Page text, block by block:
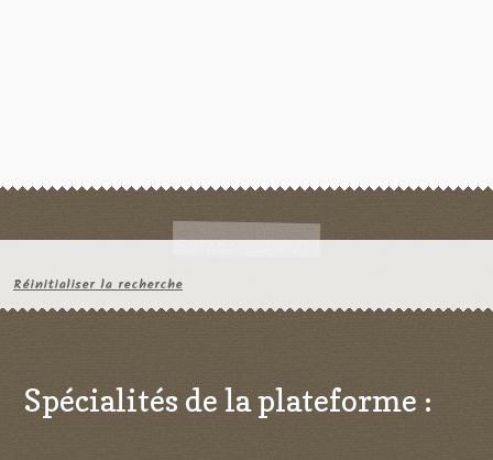
Réinitialiser la recherche
Spécialités de la plateforme :